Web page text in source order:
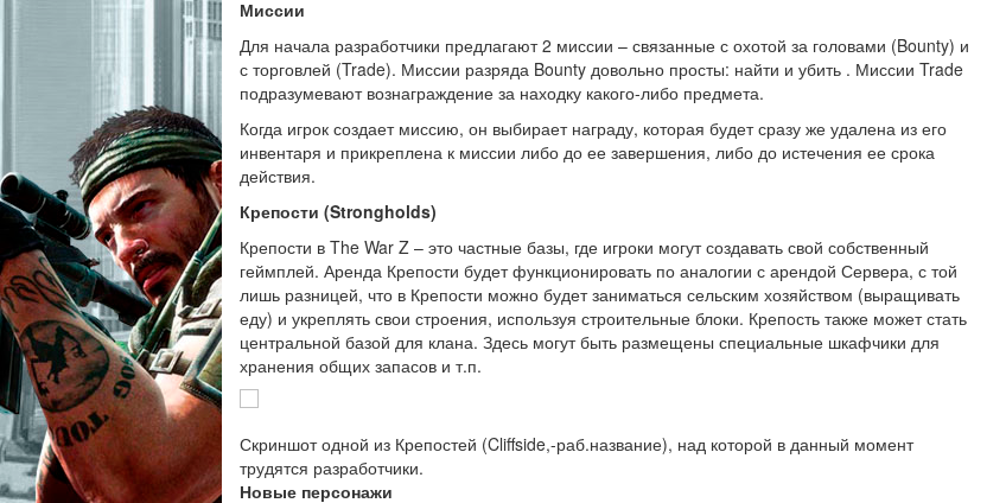
Миссии
Для начала разработчики предлагают 2 миссии – связанные с охотой за головами (Bounty) и
с торговлей (Trade). Миссии разряда Bounty довольно просты: найти и убить . Миссии Trade
подразумевают вознаграждение за находку какого-либо предмета.
Когда игрок создает миссию, он выбирает награду, которая будет сразу же удалена из его
инвентаря и прикреплена к миссии либо до ее завершения, либо до истечения ее срока
действия.
Крепости (Strongholds)
Крепости в The War Z – это частные базы, где игроки могут создавать свой собственный
геймплей. Аренда Крепости будет функционировать по аналогии с арендой Сервера, с той
лишь разницей, что в Крепости можно будет заниматься сельским хозяйством (выращивать
еду) и укреплять свои строения, используя строительные блоки. Крепость также может стать
центральной базой для клана. Здесь могут быть размещены специальные шкафчики для
хранения общих запасов и т.п.
Скриншот одной из Крепостей (Cliffside,-раб.название), над которой в данный момент
трудятся разработчики.
Новые персонажи